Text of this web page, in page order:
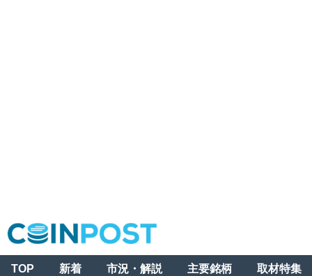
TOP 新着 市況・解説 主要銘柄 取材特集